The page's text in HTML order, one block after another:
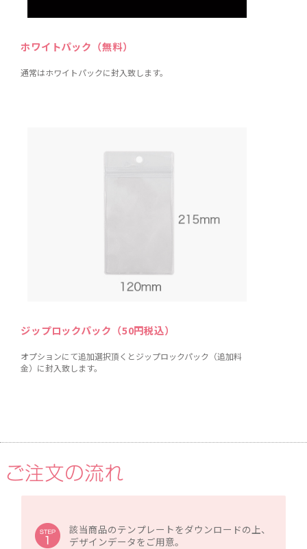
ホワイトパック（無料）
通常はホワイトパックに封入致します。
ジップロックパック（50円税込）
オプションにて追加選択頂くとジップロックパック（追加料
金）に封入致します。
該当商品のテンプレートをダウンロードの上、
デザインデータをご用意。